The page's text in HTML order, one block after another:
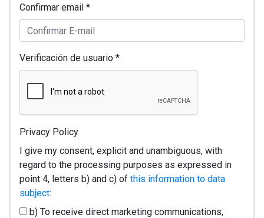
Confirmar email *
Verificación de usuario *
Privacy Policy
I give my consent, explicit and unambiguous, with
regard to the processing purposes as expressed in
point 4, letters b) and c) of this information to data
subject:
b) To receive direct marketing communications,